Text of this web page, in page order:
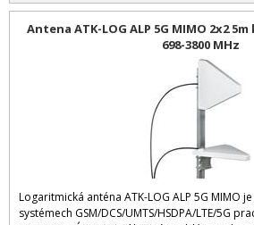
Antena ATK-LOG ALP 5G MIMO 2x2
698-3800 MHz
Logaritmická anténa ATK-LOG ALP 5G MIMO
systémech GSM/DCS/UMTS/HSDPA/LTE/5G